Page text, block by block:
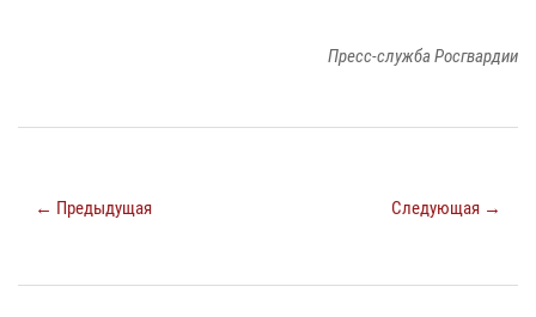
Пресс-служба Росгвардии
← Предыдущая Следующая →